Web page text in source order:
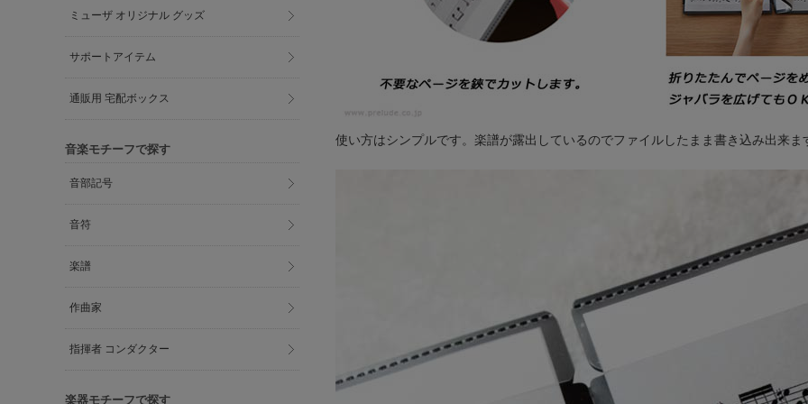
使い方はシンプルです。楽譜が露出しているのでファイルしたまま書き込み出来ま
ミューザ オリジナル グッズ
サポートアイテム
通販用 宅配ボックス
音楽モチーフで探す
音部記号
音符
楽譜
作曲家
指揮者 コンダクター
楽器モチーフで探す